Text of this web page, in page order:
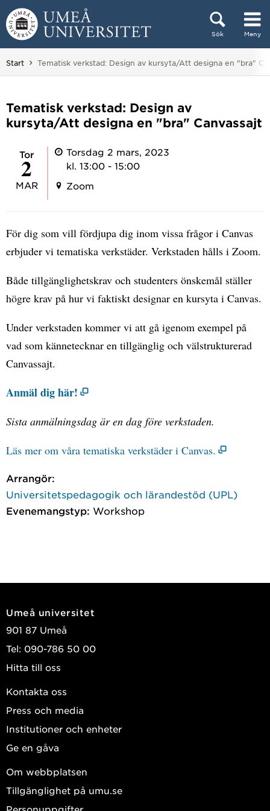
Hoppa direkt till innehållet
Sök Meny
Huvudmenyn dold.
Start Du är här:
Tematisk verkstad: Design av kursyta/Att designa en "bra"
Tematisk verkstad: Design av
kursyta/Att designa en "bra" Canvassajt
tor
2
MAR
Torsdag 2 mars, 2023
kl. 13:00 - 15:00
Zoom
För dig som vill fördjupa dig inom vissa frågor i Canvas
erbjuder vi tematiska verkstäder. Verkstaden hålls i Zoom.
Både tillgänglighetskrav och studenters önskemål ställer
högre krav på hur vi faktiskt designar en kursyta i Canvas.
Under verkstaden kommer vi att gå igenom exempel på
vad som kännetecknar en tillgänglig och välstrukturerad
Canvassajt.
Anmäl dig här!
Sista anmälningsdag är en dag före verkstaden.
Läs mer om våra tematiska verkstäder i Canvas.
Arrangör:
Universitetspedagogik och lärandestöd (UPL)
Evenemangstyp: Workshop
Umeå universitet
901 87 Umeå
Tel: 090-786 50 00
Hitta till oss
Kontakta oss
Press och media
Institutioner och enheter
Ge en gåva
Om webbplatsen
Tillgänglighet på umu.se